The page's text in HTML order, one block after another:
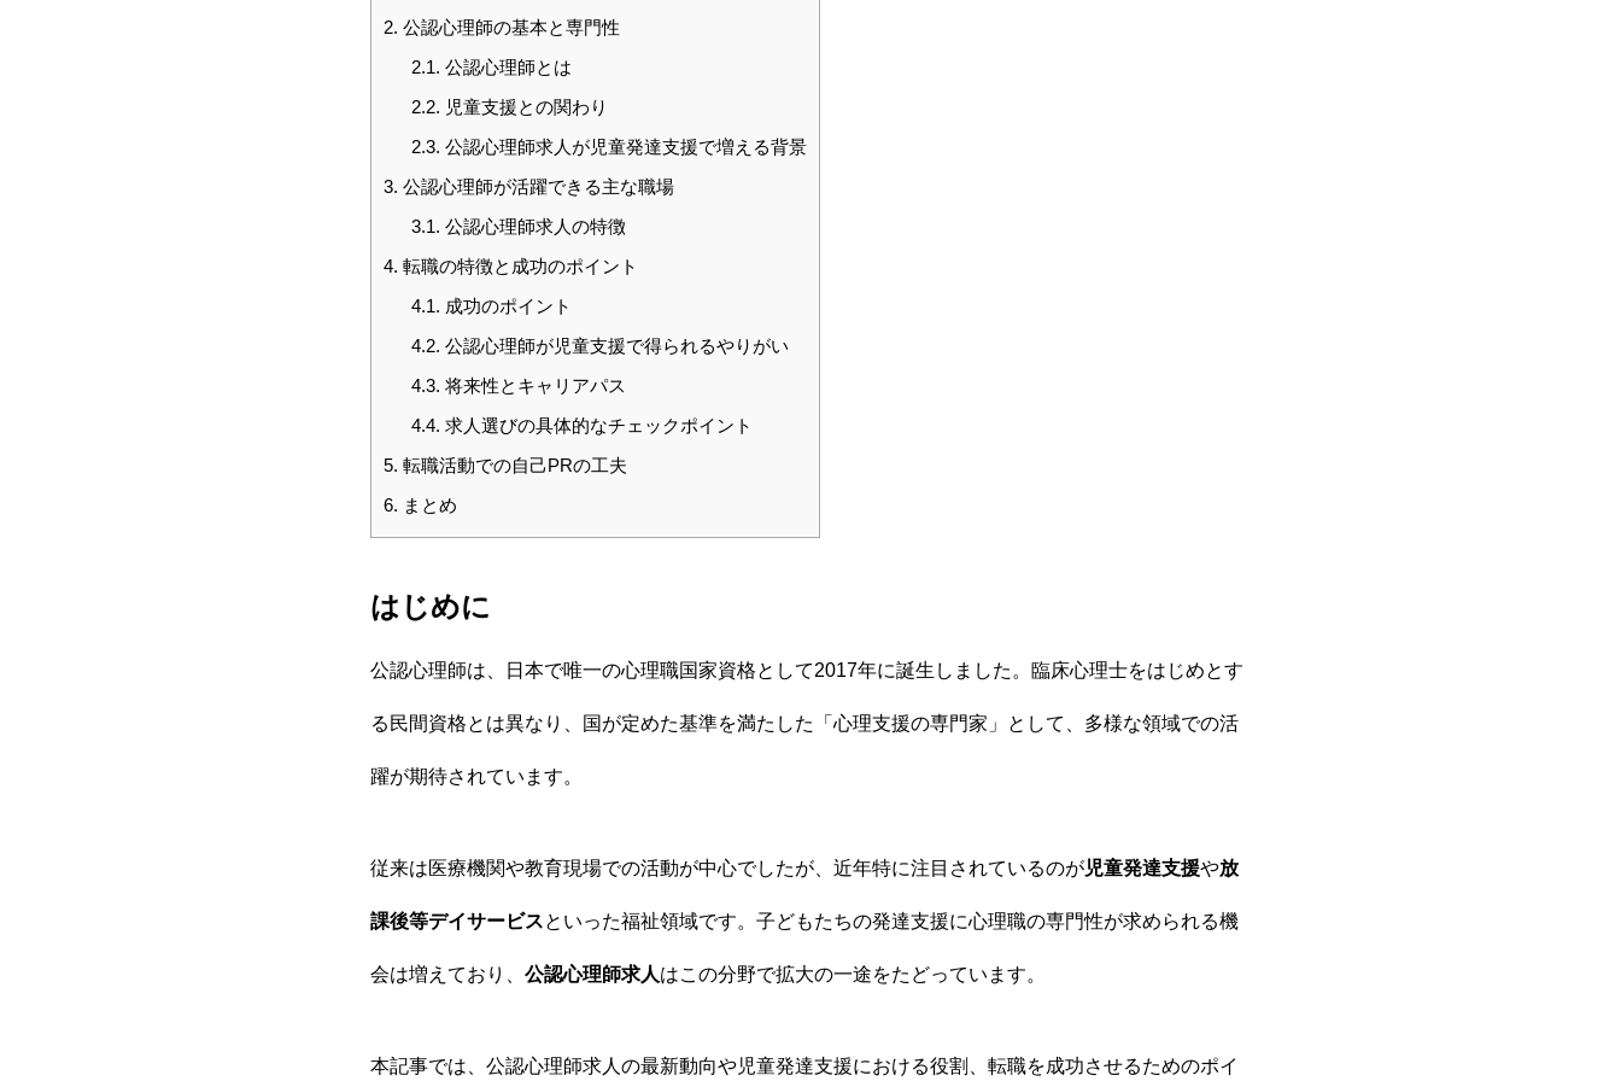
2. 公認心理師の基本と専門性
2.1. 公認心理師とは
2.2. 児童支援との関わり
2.3. 公認心理師求人が児童発達支援で増える背景
3. 公認心理師が活躍できる主な職場
3.1. 公認心理師求人の特徴
4. 転職の特徴と成功のポイント
4.1. 成功のポイント
4.2. 公認心理師が児童支援で得られるやりがい
4.3. 将来性とキャリアパス
4.4. 求人選びの具体的なチェックポイント
5. 転職活動での自己PRの工夫
6. まとめ
はじめに
公認心理師は、日本で唯一の心理職国家資格として2017年に誕生しました。臨床心理士をはじめとす
る民間資格とは異なり、国が定めた基準を満たした「心理支援の専門家」として、多様な領域での活
躍が期待されています。
従来は医療機関や教育現場での活動が中心でしたが、近年特に注目されているのが児童発達支援や放
課後等デイサービスといった福祉領域です。子どもたちの発達支援に心理職の専門性が求められる機
会は増えており、 公認心理師求人はこの分野で拡大の一途をたどっています。
本記事では、公認心理師求人の最新動向や児童発達支援における役割、転職を成功させるためのポイ